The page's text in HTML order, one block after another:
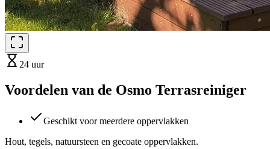
24 uur
Voordelen van de Osmo Terrasreiniger
Geschikt voor meerdere oppervlakken
Hout, tegels, natuursteen en gecoate oppervlakken.